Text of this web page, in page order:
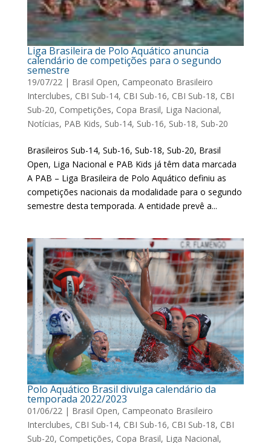
Liga Brasileira de Polo Aquático anuncia
calendário de competições para o segundo
semestre
19/07/22| Brasil Open, Campeonato Brasileiro
Interclubes, CBI Sub-14, CBI Sub-16, CBI Sub-18, CBI
Sub-20, Competições, Copa Brasil, Liga Nacional,
Notícias, PAB Kids, Sub-14, Sub-16, Sub-18, Sub-20
Brasileiros Sub-14, Sub-16, Sub-18, Sub-20, Brasil
Open, Liga Nacional e PAB Kids já têm data marcada
A PAB – Liga Brasileira de Polo Aquático definiu as
competições nacionais da modalidade para o segundo
semestre desta temporada. A entidade prevê a...
Polo Aquático Brasil divulga calendário da
temporada 2022/2023
01/06/22| Brasil Open, Campeonato Brasileiro
Interclubes, CBI Sub-14, CBI Sub-16, CBI Sub-18, CBI
Sub-20, Competições, Copa Brasil, Liga Nacional,